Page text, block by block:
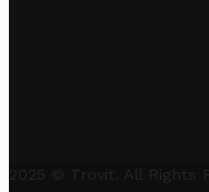
2025 © Trovit. All Rights